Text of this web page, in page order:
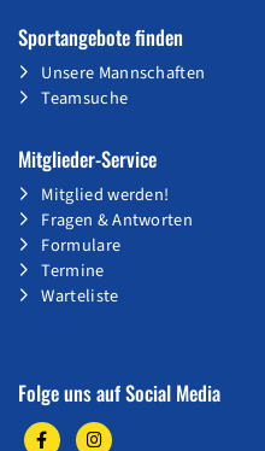
Sportangebote finden
Unsere Mannschaften
Teamsuche
Mitglieder-Service
Mitglied werden!
Fragen & Antworten
Formulare
Termine
Warteliste
Folge uns auf Social Media